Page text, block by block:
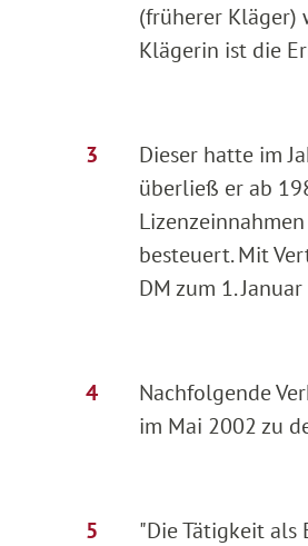
(früherer Kläger)
Klägerin ist die
Dieser hatte im
überließ er ab
besteuert. Mit
DM zum 1.
Nachfolgende
im Mai 2002 zu
"Die Tätigkeit als